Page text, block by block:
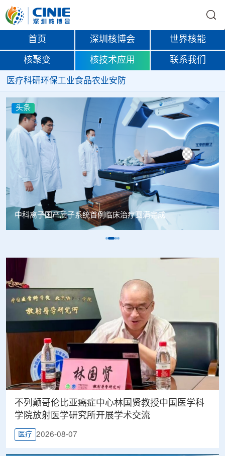
首页 深圳核博会 世界核能
核聚变 核技术应用 联系我们
医疗科研环保工业食品农业安防
头条
韩国忠清北道上半年农水产品放射性检测结果达标
不列颠哥伦比亚癌症中心林国贤教授中国医学科
学院放射医学研究所开展学术交流
医疗 2026-08-07